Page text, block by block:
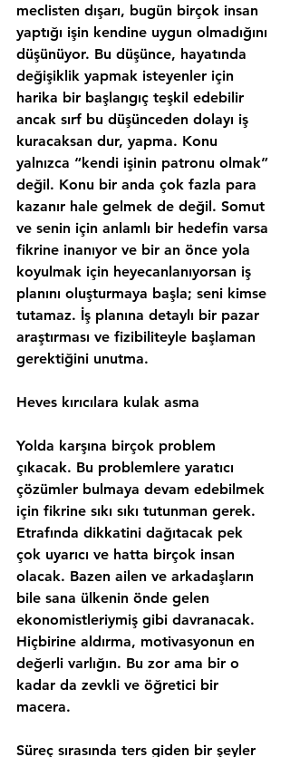
meclisten dışarı, bugün birçok insan
yaptığı işin kendine uygun olmadığını
düşünüyor. Bu düşünce, hayatında
değişiklik yapmak isteyenler için
harika bir başlangıç teşkil edebilir
ancak sırf bu düşünceden dolayı iş
kuracaksan dur, yapma. Konu
yalnızca “kendi işinin patronu olmak”
değil. Konu bir anda çok fazla para
kazanır hale gelmek de değil. Somut
ve senin için anlamlı bir hedefin varsa
fikrine inanıyor ve bir an önce yola
koyulmak için heyecanlanıyorsan iş
planını oluşturmaya başla; seni kimse
tutamaz. İş planına detaylı bir pazar
araştırması ve fizibiliteyle başlaman
gerektiğini unutma.
Heves kırıcılara kulak asma
Yolda karşına birçok problem
çıkacak. Bu problemlere yaratıcı
çözümler bulmaya devam edebilmek
için fikrine sıkı sıkı tutunman gerek.
Etrafında dikkatini dağıtacak pek
çok uyarıcı ve hatta birçok insan
olacak. Bazen ailen ve arkadaşların
bile sana ülkenin önde gelen
ekonomistleriymiş gibi davranacak.
Hiçbirine aldırma, motivasyonun en
değerli varlığın. Bu zor ama bir o
kadar da zevkli ve öğretici bir
macera.
Süreç sırasında ters giden bir şeyler